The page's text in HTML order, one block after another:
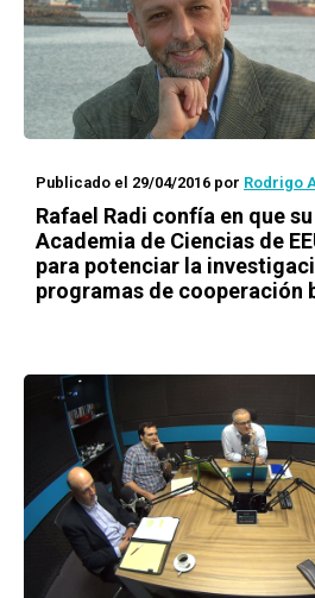
Publicado el 29/04/2016 por Rodrigo
Rafael Radi confía en que
Academia de Ciencias de
para potenciar la
programas de cooperación